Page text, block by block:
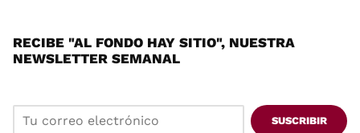
RECIBE "AL FONDO HAY SITIO", NUESTRA
NEWSLETTER SEMANAL
SUSCRIBIR